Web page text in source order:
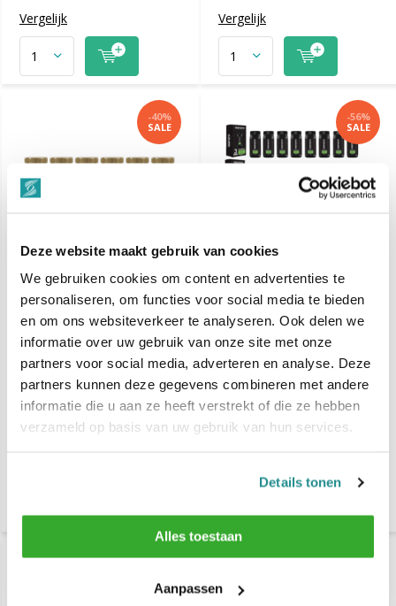
Deze website maakt gebruik van cookies
We gebruiken cookies om content en advertenties te
personaliseren, om functies voor social media te bieden
en om ons websiteverkeer te analyseren. Ook delen we
informatie over uw gebruik van onze site met onze
partners voor social media, adverteren en analyse. Deze
partners kunnen deze gegevens combineren met andere
informatie die u aan ze heeft verstrekt of die ze hebben
verzameld op basis van uw gebruik van hun services.
Details tonen
Alles toestaan
Aanpassen
Vergelijk Vergelijk
Nish Man P5 Mattifying
Volume Powder ULTRA
HOLD - 20 Gr. - 12 STUKS
-40%
SALE
€ 83,90€ 49,99
Voor 17.00 Besteld, Vrijdag
Gummy Powder Wax
Matte Effect 20gr - 36
Stuks
-56%
SALE
€ 178,20€ 79,-
Klik voor verzendinformatie
Niet op voorraad